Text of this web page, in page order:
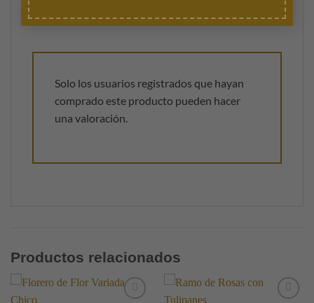
Solo los usuarios registrados que hayan
comprado este producto pueden hacer
una valoración.
Productos relacionados